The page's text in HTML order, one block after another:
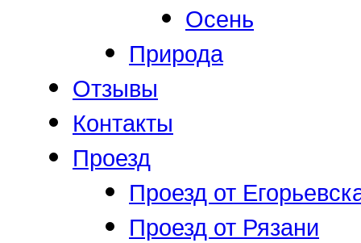
Осень
Природа
Отзывы
Контакты
Проезд
Проезд от
Проезд от Рязани